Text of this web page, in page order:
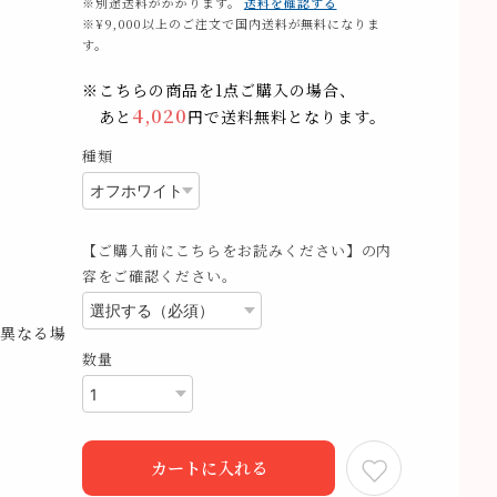
なる場
※¥9,000以上のご注文で国内送料が無料になりま
す。
※こちらの商品を1点ご購入の場合、
あと 4,020円で送料無料となります。
種類
【ご購入前にこちらをお読みください】の内
容をご確認ください。
数量
カートに入れる